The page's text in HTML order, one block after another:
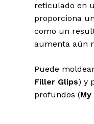
reticulado en
proporciona
como un
aumenta aún
Puede
Filler Glips) y
profundos (My